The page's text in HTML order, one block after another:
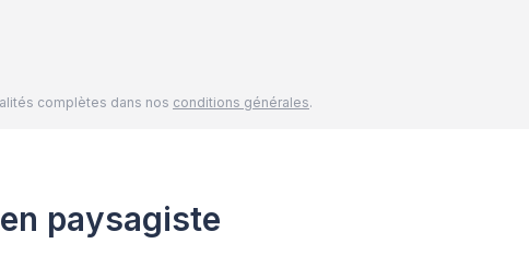
complètes dans nos conditions générales.
paysagiste